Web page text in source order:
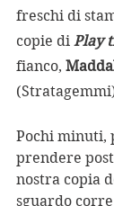
freschi di
copie di Play
fianco,
Pochi minuti,
prendere
nostra copia
sguardo